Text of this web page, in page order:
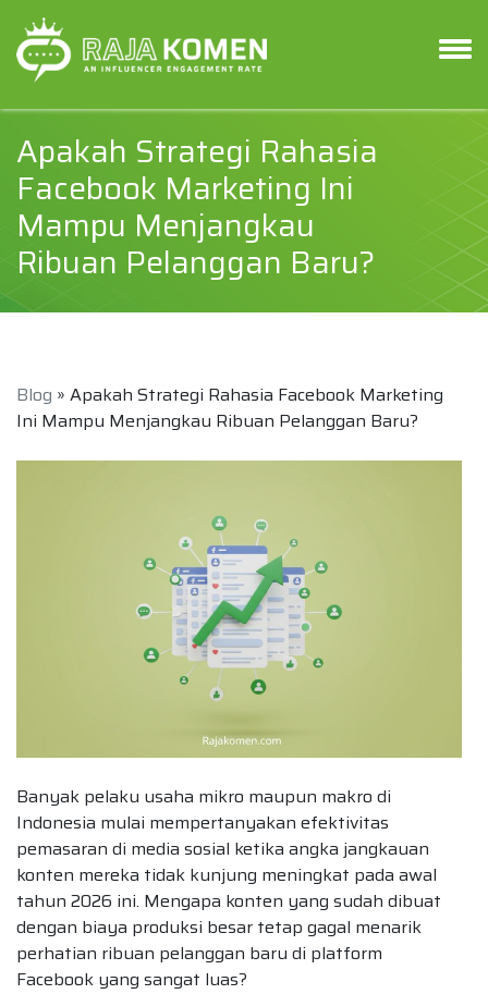
Apakah Strategi Rahasia
Facebook Marketing Ini
Mampu Menjangkau
Ribuan Pelanggan Baru?
Blog » Apakah Strategi Rahasia Facebook Marketing
Ini Mampu Menjangkau Ribuan Pelanggan Baru?
Banyak pelaku usaha mikro maupun makro di
Indonesia mulai mempertanyakan efektivitas
pemasaran di media sosial ketika angka jangkauan
konten mereka tidak kunjung meningkat pada awal
tahun 2026 ini. Mengapa konten yang sudah dibuat
dengan biaya produksi besar tetap gagal menarik
perhatian ribuan pelanggan baru di platform
Facebook yang sangat luas?